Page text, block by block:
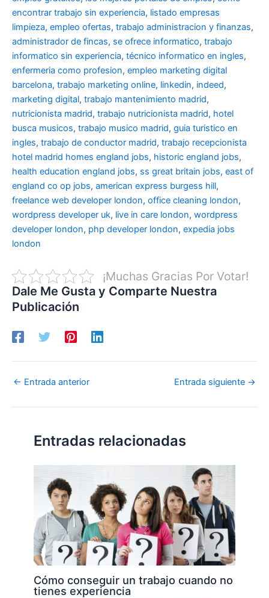
encontrar trabajo sin experiencia, listado empresas
limpieza, empleo ofertas, trabajo administracion y finanzas,
administrador de fincas, se ofrece informatico, trabajo
informatico sin experiencia, técnico informatico en ingles,
enfermeria como profesion, empleo marketing digital
barcelona, trabajo marketing online, linkedin, indeed,
marketing digital, trabajo mantenimiento madrid,
nutricionista madrid, trabajo nutricionista madrid, hotel
busca musicos, trabajo musico madrid, guia turistico en
ingles, trabajo de conductor madrid, trabajo recepcionista
hotel madrid homes england jobs, historic england jobs,
health education england jobs, ss great britain jobs, east of
england co op jobs, american express burgess hill,
freelance web developer london, office cleaning london,
wordpress developer uk, live in care london, wordpress
developer london, php developer london, expedia jobs
london
¡Muchas Gracias Por Votar!
Dale Me Gusta y Comparte Nuestra
Publicación
← Entrada anterior Entrada siguiente →
Entradas relacionadas
Cómo conseguir un trabajo cuando no
tienes experiencia